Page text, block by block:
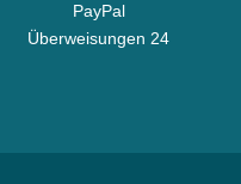
PayPal
Überweisungen 24